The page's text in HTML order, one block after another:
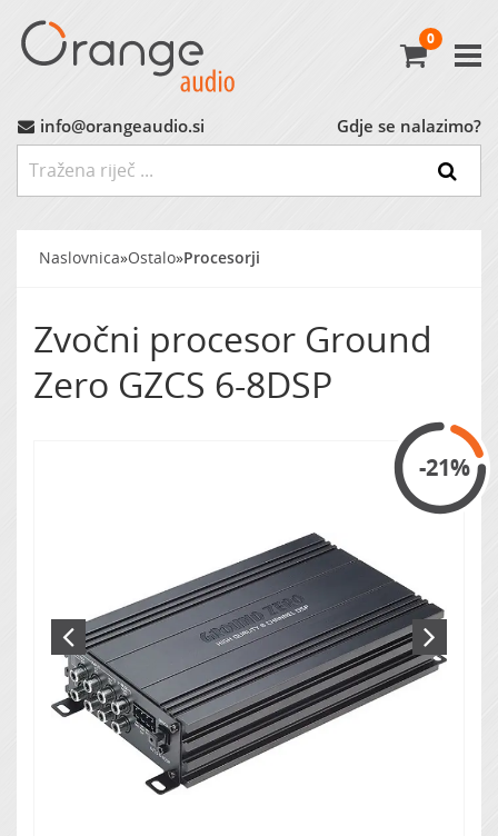
Avtoradio
Avtozvočniki
Nizkotonci
Montažni Material
0
info@orangeaudio.si Gdje se nalazimo?
Naslovnica»Ostalo»Procesorji
Zvočni procesor Ground
Zero GZCS 6-8DSP
-21%